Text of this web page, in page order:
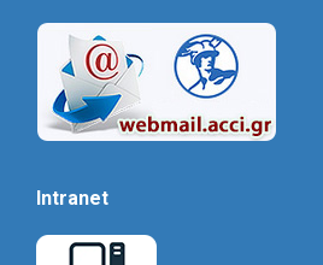
Intranet